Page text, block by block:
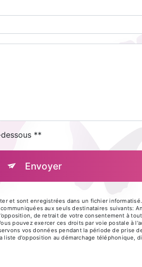
**
Envoyer
et sont enregistrées dans un fichier
aux seuls destinataires suivants:
de retrait de votre consentement à
pouvez exercer ces droits par voie postale à
vos données pendant la période de prise
d'opposition au démarchage téléphonique,